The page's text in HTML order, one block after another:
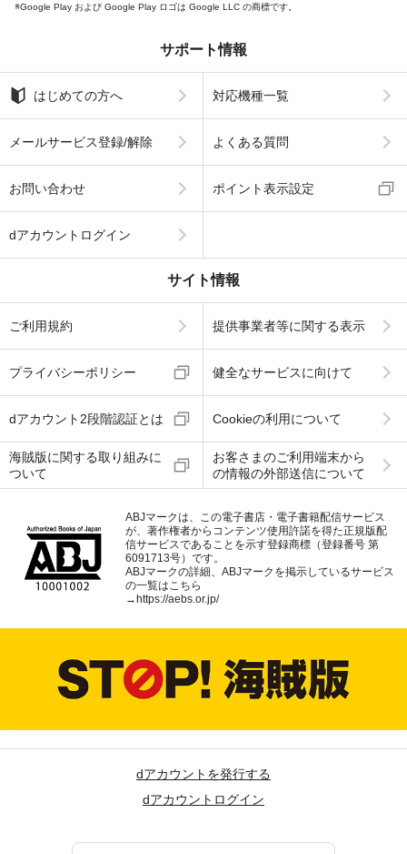
Google Play および Google Play ロゴは Google LLC の商標です。
サポート情報
はじめての方へ 対応機種一覧
メールサービス登録/解除 よくある質問
お問い合わせ ポイント表示設定
dアカウントログイン
サイト情報
ご利用規約 提供事業者等に関する表示
プライバシーポリシー 健全なサービスに向けて
dアカウント2段階認証とは Cookieの利用について
海賊版に関する取り組みに
ついて
お客さまのご利用端末から
の情報の外部送信について
ABJマークは、この電子書店・電子書籍配信サービス
が、著作権者からコンテンツ使用許諾を得た正規版配
信サービスであることを示す登録商標（登録番号 第
6091713号）です。
ABJマークの詳細、ABJマークを掲示しているサービス
の一覧はこちら
→https://aebs.or.jp/
dアカウントを発行する
dアカウントログイン